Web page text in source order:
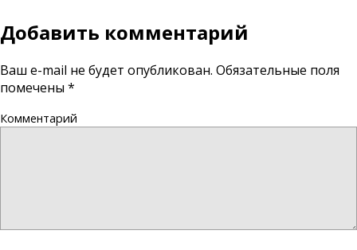
Добавить комментарий
Ваш e-mail не будет опубликован. Обязательные поля
помечены *
Комментарий